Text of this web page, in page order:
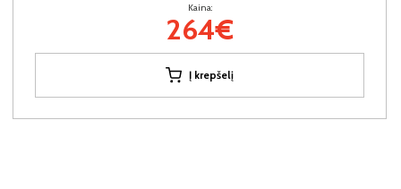
Kaina:
264€
Į krepšelį